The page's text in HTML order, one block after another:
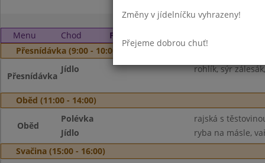
Menu Chod
Pondělí 4. 9. 2023
Přesnídávka (9:00 - 10:00)
Přesnídávka
Jídlo rohlík, sýr
Oběd (11:00 - 14:00)
Oběd
Polévka
rajská s
Jídlo
ryba na másle,
Svačina (15:00 - 16:00)
Změny v jídelníčku vyhrazeny!
Přejeme dobrou chuť!